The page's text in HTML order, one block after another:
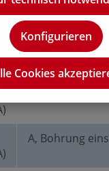
A
A
A, Bohrung
Konfigurieren
Cookies